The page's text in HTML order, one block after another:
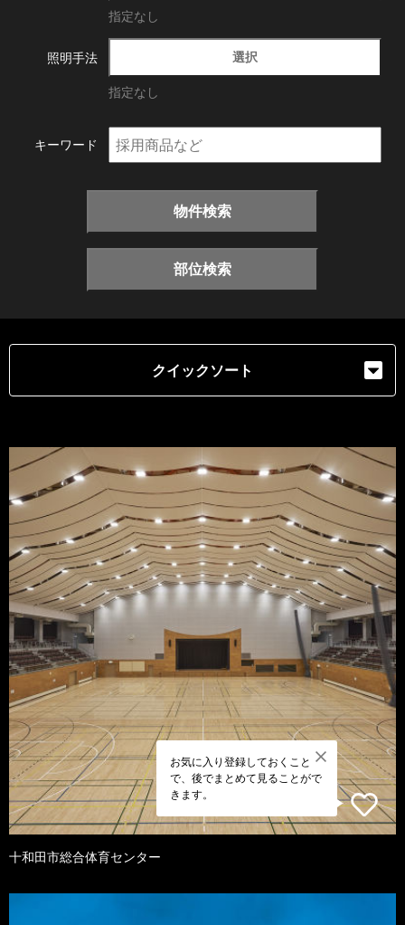
指定なし
照明手法 選択
指定なし
キーワード
物件検索
部位検索
クイックソート
お気に入り登録しておくこと
で、後でまとめて見ることがで
きます。
十和田市総合体育センター